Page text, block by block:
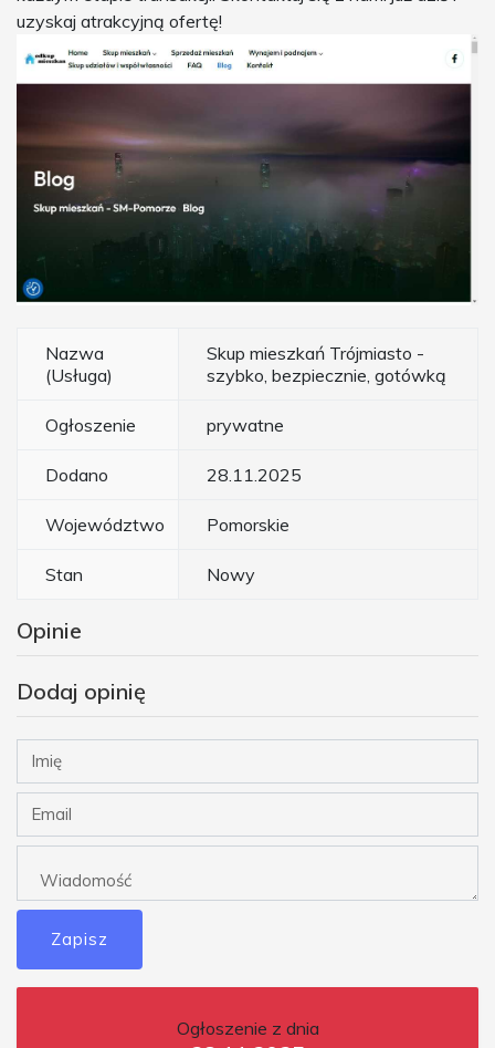
uzyskaj atrakcyjną ofertę!
Nazwa
(Usługa)
Skup mieszkań Trójmiasto -
szybko, bezpiecznie, gotówką
Ogłoszenie prywatne
Dodano 28.11.2025
Województwo Pomorskie
Stan Nowy
Opinie
Dodaj opinię
Zapisz
Ogłoszenie z dnia